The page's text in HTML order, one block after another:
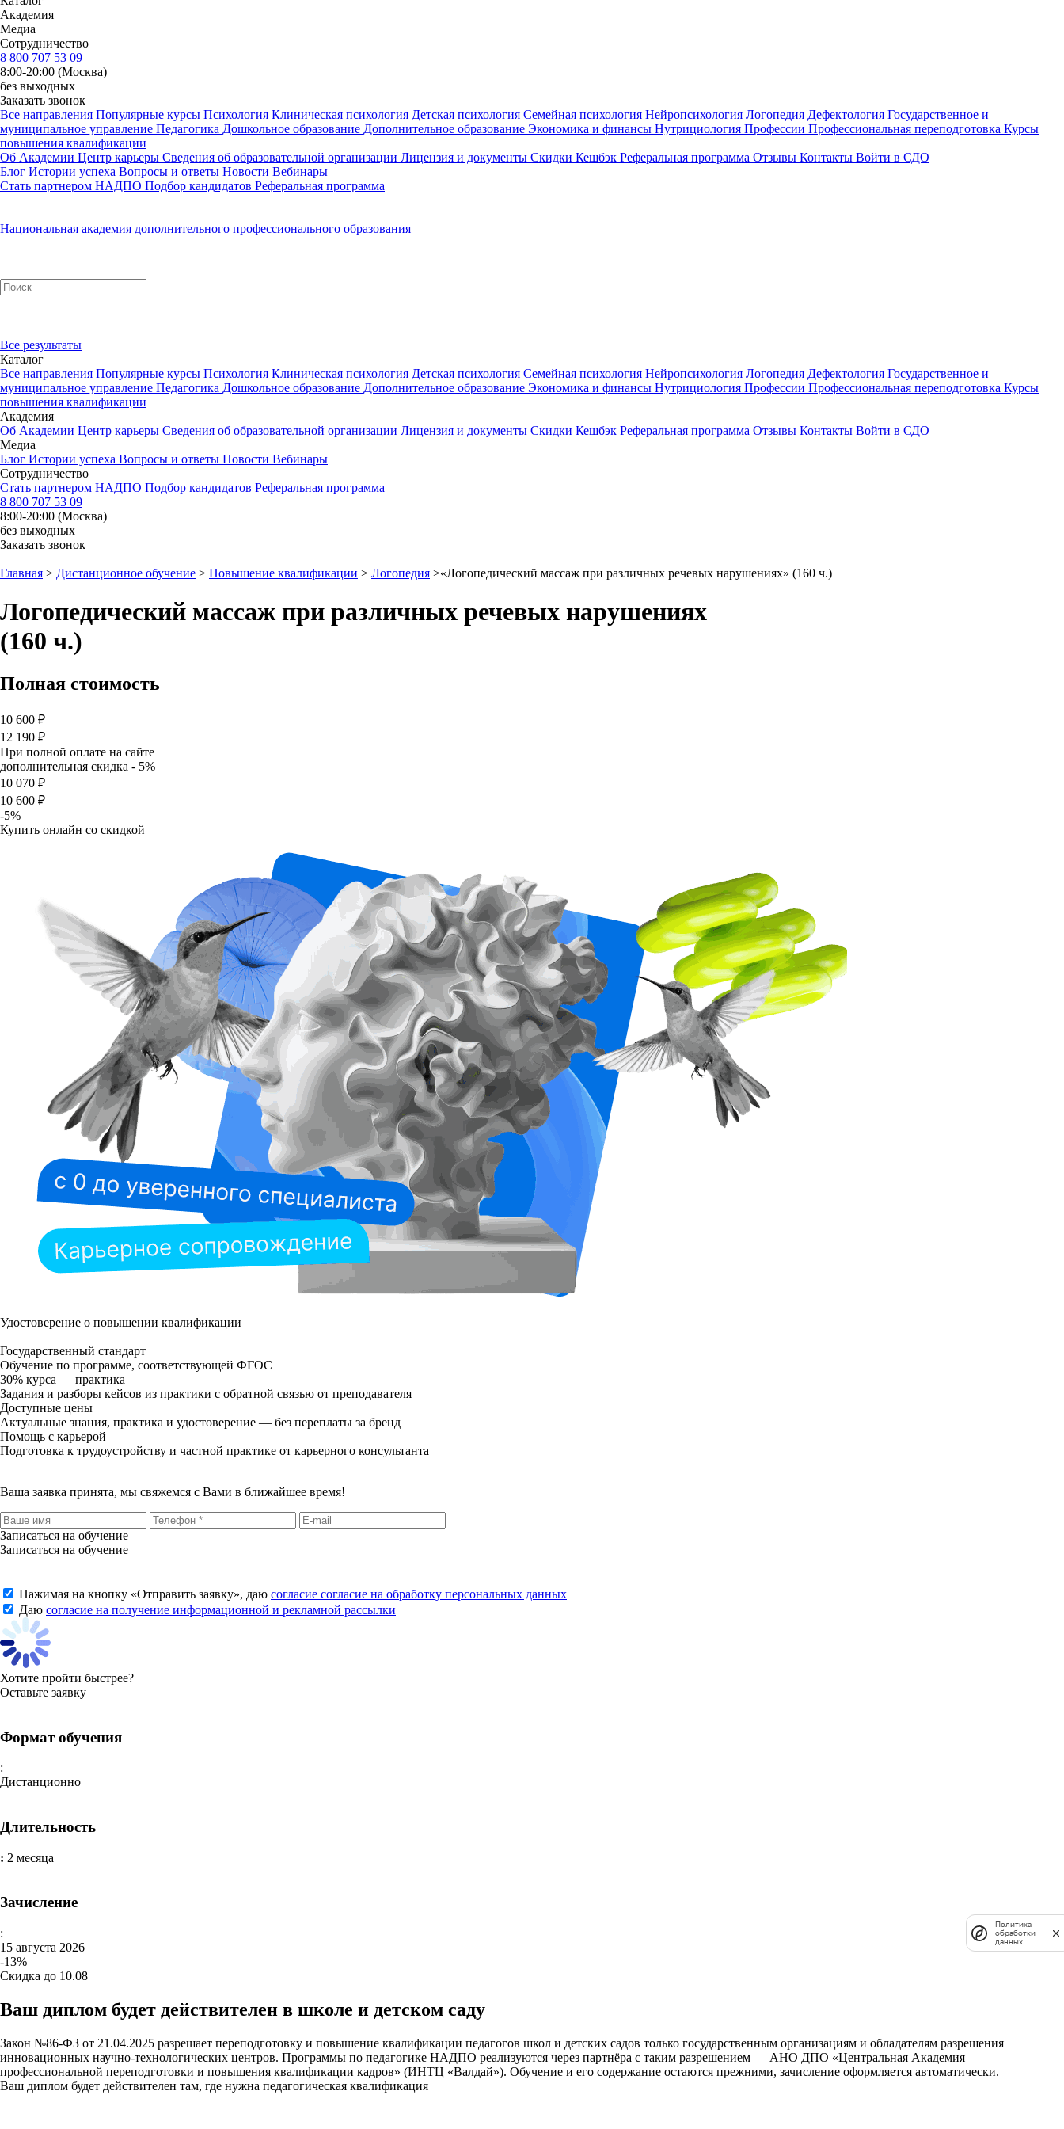
Академия
Медиа
Сотрудничество
8 800 707 53 09
8:00-20:00 (Москва)
без выходных
Заказать звонок
Все направления Популярные курсы Психология Клиническая психология Детская психология Семейная психология Нейропсихология Логопедия Дефектология Государственное и
муниципальное управление Педагогика Дошкольное образование Дополнительное образование Экономика и финансы Нутрициология Профессии Профессиональная переподготовка Курсы
повышения квалификации
Об Академии Центр карьеры Сведения об образовательной организации Лицензия и документы Скидки Кешбэк Реферальная программа Отзывы Контакты Войти в СДО
Блог Истории успеха Вопросы и ответы Новости Вебинары
Стать партнером НАДПО Подбор кандидатов Реферальная программа
Национальная академия дополнительного профессионального образования
Все результаты
Каталог
Все направления Популярные курсы Психология Клиническая психология Детская психология Семейная психология Нейропсихология Логопедия Дефектология Государственное и
муниципальное управление Педагогика Дошкольное образование Дополнительное образование Экономика и финансы Нутрициология Профессии Профессиональная переподготовка Курсы
повышения квалификации
Академия
Об Академии Центр карьеры Сведения об образовательной организации Лицензия и документы Скидки Кешбэк Реферальная программа Отзывы Контакты Войти в СДО
Медиа
Блог Истории успеха Вопросы и ответы Новости Вебинары
Сотрудничество
Стать партнером НАДПО Подбор кандидатов Реферальная программа
8 800 707 53 09
8:00-20:00 (Москва)
без выходных
Заказать звонок
Главная > Дистанционное обучение > Повышение квалификации > Логопедия >«Логопедический массаж при различных речевых нарушениях» (160 ч.)
Логопедический массаж при различных речевых нарушениях
(160 ч.)
Полная стоимость
10 600 ₽
12 190 ₽
При полной оплате на сайте
дополнительная скидка - 5%
10 070 ₽
10 600 ₽
-5%
Купить онлайн со скидкой
Удостоверение о повышении квалификации
Государственный стандарт
Обучение по программе, соответствующей ФГОС
30% курса — практика
Задания и разборы кейсов из практики с обратной связью от преподавателя
Доступные цены
Актуальные знания, практика и удостоверение — без переплаты за бренд
Помощь с карьерой
Подготовка к трудоустройству и частной практике от карьерного консультанта
Ваша заявка принята, мы свяжемся с Вами в ближайшее время!
Записаться на обучение
Записаться на обучение
Нажимая на кнопку «Отправить заявку», даю согласие согласие на обработку персональных данных
Даю согласие на получение информационной и рекламной рассылки
Хотите пройти быстрее?
Оставьте заявку
Формат обучения
:
Дистанционно
Длительность
: 2 месяца
Зачисление
:
15 августа 2026
-13%
Скидка до 10.08
Ваш диплом будет действителен в школе и детском саду
Закон №86-ФЗ от 21.04.2025 разрешает переподготовку и повышение квалификации педагогов школ и детских садов только государственным организациям и обладателям разрешения
инновационных научно-технологических центров. Программы по педагогике НАДПО реализуются через партнёра с таким разрешением — АНО ДПО «Центральная Академия
профессиональной переподготовки и повышения квалификации кадров» (ИНТЦ «Валдай»). Обучение и его содержание остаются прежними, зачисление оформляется автоматически.
Ваш диплом будет действителен там, где нужна педагогическая квалификация
Политика
обработки
данных